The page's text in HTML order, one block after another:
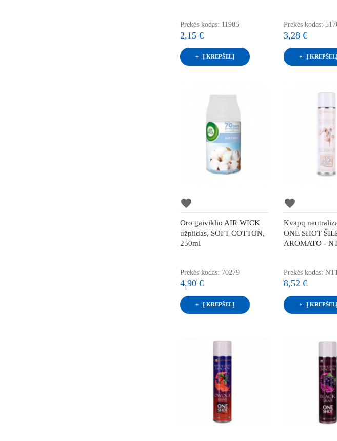
Prekės kodas: 11905
2,15 €
Į KREPŠELĮ
Prekės kodas:
3,28 €
Į
favorite
Oro gaiviklio AIR WICK
užpildas, SOFT COTTON,
250ml
Prekės kodas: 70279
4,90 €
Į KREPŠELĮ
favorite
Kvapų
ONE SHOT
AROMATO -
Prekės kodas:
8,52 €
Į